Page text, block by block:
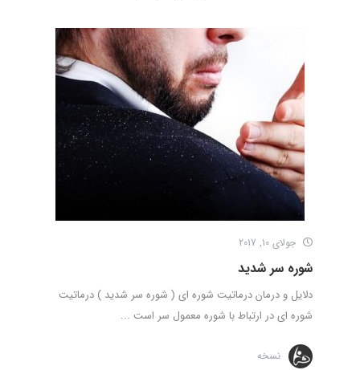
جولای 10, 2017
شوره سر شدید
دلایل و درمان درماتیت شوره ای ( شوره سر شدید ) درماتیت
شوره ای در ارتباط با شوره معمول سر است ...
نسخه